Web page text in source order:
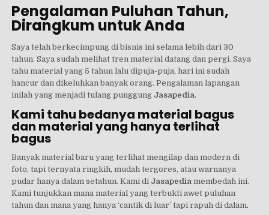
Pengalaman Puluhan Tahun,
Dirangkum untuk Anda
Saya telah berkecimpung di bisnis ini selama lebih dari 30
tahun. Saya sudah melihat tren material datang dan pergi. Saya
tahu material yang 5 tahun lalu dipuja-puja, hari ini sudah
hancur dan dikeluhkan banyak orang. Pengalaman lapangan
inilah yang menjadi tulang punggung Jasapedia.
Kami tahu bedanya material bagus
dan material yang hanya terlihat
bagus
Banyak material baru yang terlihat mengilap dan modern di
foto, tapi ternyata ringkih, mudah tergores, atau warnanya
pudar hanya dalam setahun. Kami di Jasapedia membedah ini.
Kami tunjukkan mana material yang terbukti awet puluhan
tahun dan mana yang hanya ‘cantik di luar’ tapi rapuh di dalam.